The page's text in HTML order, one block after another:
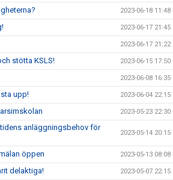
2023-06-18 11:48
2023-06-17 21:45
2023-06-17 21:22
stötta KSLS! 2023-06-15 17:50
2023-06-08 16:35
upp! 2023-06-04 22:15
2023-05-23 22:30
anläggningsbehov för
2023-05-14 20:15
öppen 2023-05-13 08:08
delaktiga! 2023-05-07 22:15